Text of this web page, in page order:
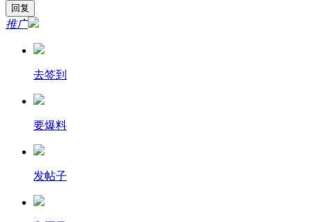
推广
去签到
要爆料
发帖子